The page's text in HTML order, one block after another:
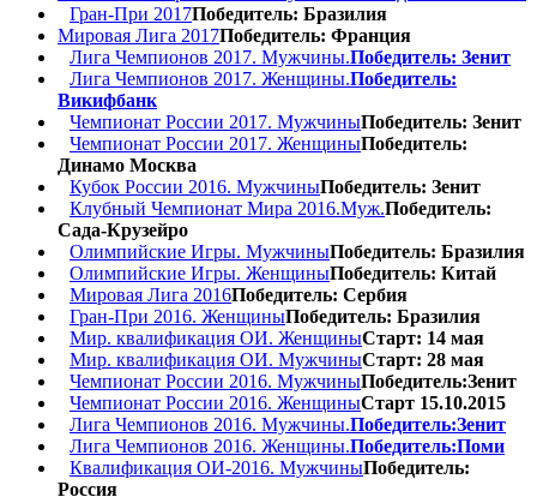
Гран-При 2017Победитель: Бразилия
Мировая Лига 2017Победитель: Франция
Лига Чемпионов 2017. Мужчины.Победитель: Зенит
Лига Чемпионов 2017. Женщины.Победитель:
Викифбанк
Чемпионат России 2017. МужчиныПобедитель: Зенит
Чемпионат России 2017. ЖенщиныПобедитель:
Динамо Москва
Кубок России 2016. МужчиныПобедитель: Зенит
Клубный Чемпионат Мира 2016.Муж.Победитель:
Сада-Крузейро
Олимпийские Игры. МужчиныПобедитель: Бразилия
Олимпийские Игры. ЖенщиныПобедитель: Китай
Мировая Лига 2016Победитель: Сербия
Гран-При 2016. ЖенщиныПобедитель: Бразилия
Мир. квалификация ОИ. ЖенщиныСтарт: 14 мая
Мир. квалификация ОИ. МужчиныСтарт: 28 мая
Чемпионат России 2016. МужчиныПобедитель:Зенит
Чемпионат России 2016. ЖенщиныСтарт 15.10.2015
Лига Чемпионов 2016. Мужчины.Победитель:Зенит
Лига Чемпионов 2016. Женщины.Победитель:Поми
Квалификация ОИ-2016. МужчиныПобедитель:
Россия